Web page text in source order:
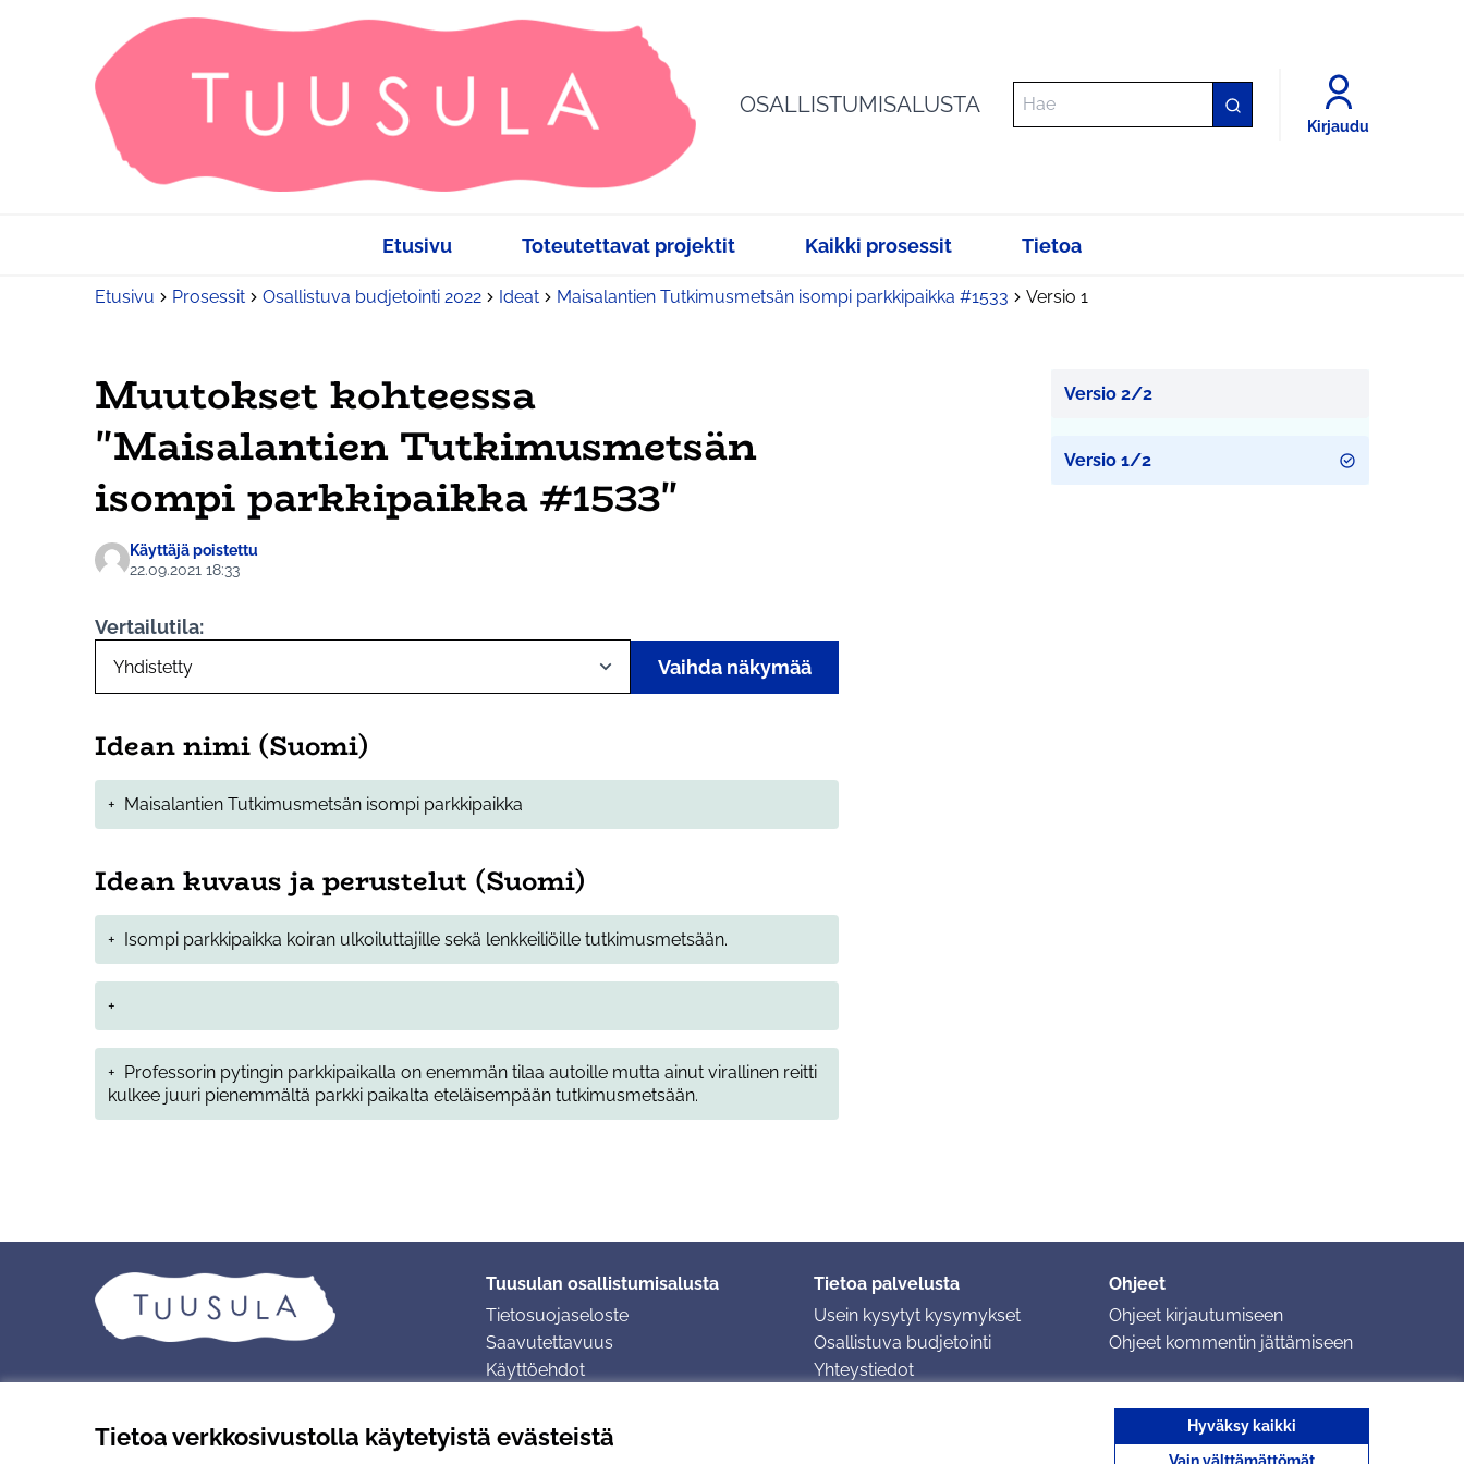
Tietoa verkkosivustolla käytetyistä evästeistä
Hyväksy kaikki
OSALLISTUMISALUSTA
Kirjaudu
Etusivu Toteutettavat projektit Kaikki prosessit Tietoa
Etusivu Prosessit Osallistuva budjetointi 2022 Ideat Maisalantien Tutkimusmetsän isompi parkkipaikka #1533 Versio 1
Muutokset kohteessa
"Maisalantien Tutkimusmetsän
isompi parkkipaikka #1533"
Käyttäjä poistettu
22.09.2021 18:33
Vertailutila:
Vaihda näkymää
Idean nimi (Suomi)
+ Maisalantien Tutkimusmetsän isompi parkkipaikka
Idean kuvaus ja perustelut (Suomi)
+ Isompi parkkipaikka koiran ulkoiluttajille sekä lenkkeiliöille tutkimusmetsään.
+
+ Professorin pytingin parkkipaikalla on enemmän tilaa autoille mutta ainut virallinen reitti
kulkee juuri pienemmältä parkki paikalta eteläisempään tutkimusmetsään.
Versio 2/2
Versio 1/2
Tuusulan osallistumisalusta
Tietosuojaseloste
Saavutettavuus
Käyttöehdot
Tietoa palvelusta
Usein kysytyt kysymykset
Osallistuva budjetointi
Yhteystiedot
Ohjeet
Ohjeet kirjautumiseen
Ohjeet kommentin jättämiseen